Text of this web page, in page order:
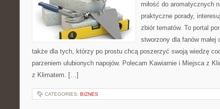
miłość do aromatycznych
praktyczne porady,
zbiór tematów. To portal
stworzony dla fanów
także dla tych, którzy po prostu chcą poszerzyć swoją wiedzę
parzeniem ulubionych napojów. Polecam Kawiarnie i Miejsca z
z Klimatem. […]
CATEGORIES: BIZNES